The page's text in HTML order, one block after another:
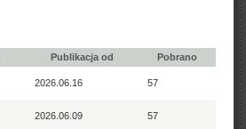
Publikacja od Pobrano
2026.06.16 57
2026.06.09 57